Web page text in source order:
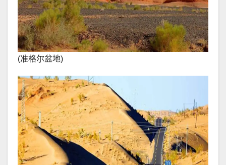
(准格尔盆地)